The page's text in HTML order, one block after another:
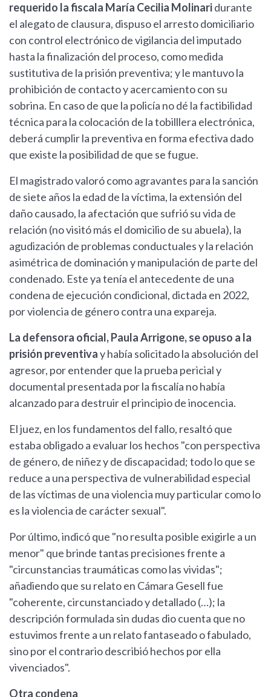
requerido la fiscala María Cecilia Molinaridurante
el alegato de clausura, dispuso el arresto domiciliario
con control electrónico de vigilancia del imputado
hasta la finalización del proceso, como medida
sustitutiva de la prisión preventiva; y le mantuvo la
prohibición de contacto y acercamiento con su
sobrina. En caso de que la policía no dé la factibilidad
técnica para la colocación de la tobilllera electrónica,
deberá cumplir la preventiva en forma efectiva dado
que existe la posibilidad de que se fugue.
El magistrado valoró como agravantes para la sanción
de siete años la edad de la víctima, la extensión del
daño causado, la afectación que sufrió su vida de
relación (no visitó más el domicilio de su abuela), la
agudización de problemas conductuales y la relación
asimétrica de dominación y manipulación de parte del
condenado. Este ya tenía el antecedente de una
condena de ejecución condicional, dictada en 2022,
por violencia de género contra una expareja.
La defensora oficial, Paula Arrigone, se opuso a la
prisión preventivay había solicitado la absolución del
agresor, por entender que la prueba pericial y
documental presentada por la fiscalía no había
alcanzado para destruir el principio de inocencia.
El juez, en los fundamentos del fallo, resaltó que
estaba obligado a evaluar los hechos "con perspectiva
de género, de niñez y de discapacidad; todo lo que se
reduce a una perspectiva de vulnerabilidad especial
de las víctimas de una violencia muy particular como lo
es la violencia de carácter sexual".
Por último, indicó que "no resulta posible exigirle a un
menor" que brinde tantas precisiones frente a
"circunstancias traumáticas como las vividas";
añadiendo que su relato en Cámara Gesell fue
"coherente, circunstanciado y detallado (…); la
descripción formulada sin dudas dio cuenta que no
estuvimos frente a un relato fantaseado o fabulado,
sino por el contrario describió hechos por ella
vivenciados".
Otra condena